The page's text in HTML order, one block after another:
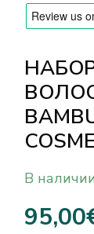
В наличии
95,00